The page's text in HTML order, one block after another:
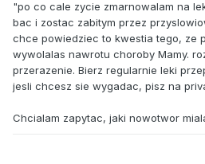
"po co cale zycie zmarnowalam na
bac i zostac zabitym przez
chce powiedziec to kwestia tego, ze
wywolalas nawrotu choroby Mamy.
przerazenie. Bierz regularnie leki
jesli chcesz sie wygadac, pisz na
Chcialam zapytac, jaki nowotwor